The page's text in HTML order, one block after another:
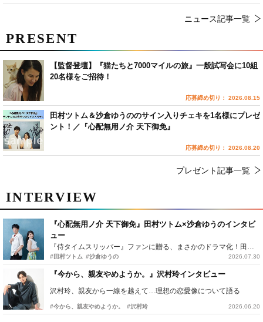
ニュース記事一覧
INTERVIEW
『心配無用ノ介 天下御免』田村ツトム×沙倉ゆうのインタビ
ュー
#田村ツトム #沙倉ゆうの 2026.07.30
『今から、親友やめようか。』沢村玲インタビュー
沢村玲、親友から一線を越えて…理想の恋愛像について語る
#今から、親友やめようか。 #沢村玲 2026.06.20
PRESENT
【監督登壇】『猫たちと7000マイルの旅』一般試写会に10組
20名様をご招待！
応募締め切り： 2026.08.15
田村ツトム＆沙倉ゆうののサイン入りチェキを1名様にプレゼ
ント！／『心配無用ノ介 天下御免』
応募締め切り： 2026.08.20
プレゼント記事一覧